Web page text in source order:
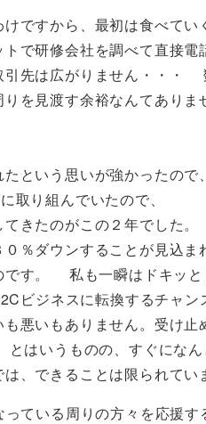
ですから、最初は食べてい
で研修会社を調べて直接電
先は広がりません・・・
りを見渡す余裕なんてあり
たという思いが強かった
取り組んでいたので、
きたのがこの２年でした。
％ダウンすることが見込ま
す。 私も一瞬はドキッと
ビジネスに転換するチャン
悪いもありません。受け
いうものの、すぐになん
、できることは限られてい
ている周りの方々を応援す